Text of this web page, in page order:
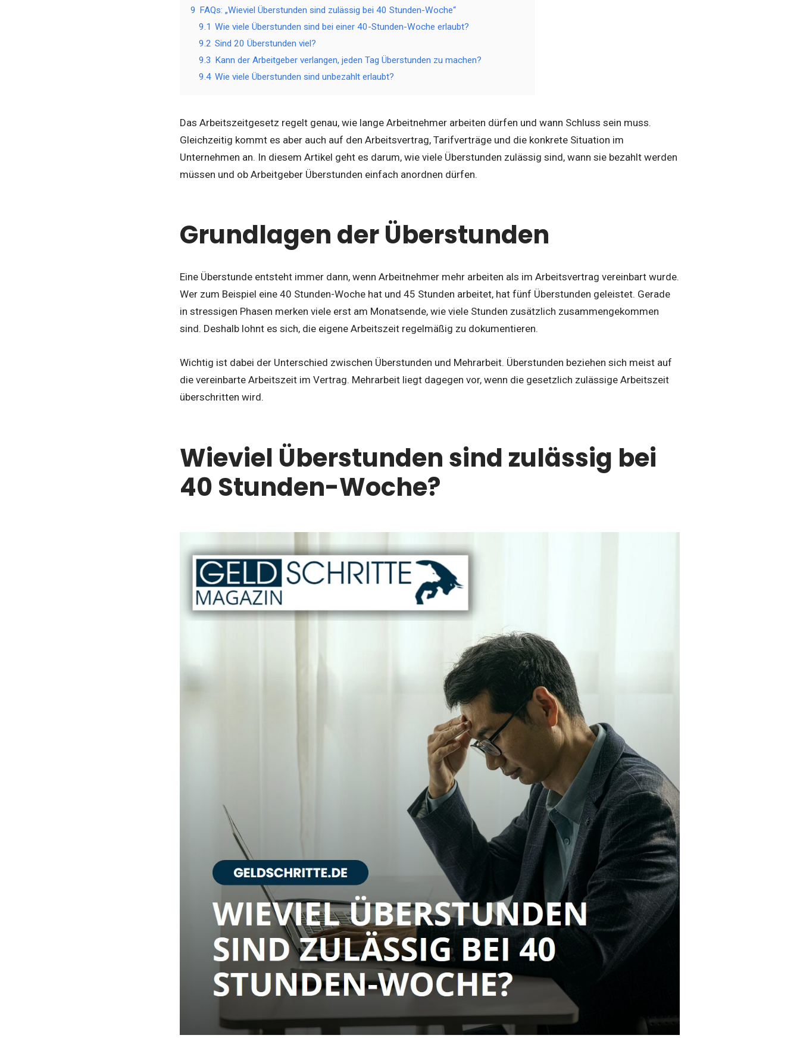
9 FAQs: „Wieviel Überstunden sind zulässig bei 40 Stunden-Woche“
9.1 Wie viele Überstunden sind bei einer 40-Stunden-Woche erlaubt?
9.2 Sind 20 Überstunden viel?
9.3 Kann der Arbeitgeber verlangen, jeden Tag Überstunden zu machen?
9.4 Wie viele Überstunden sind unbezahlt erlaubt?
Das Arbeitszeitgesetz regelt genau, wie lange Arbeitnehmer arbeiten dürfen und wann Schluss sein muss.
Gleichzeitig kommt es aber auch auf den Arbeitsvertrag, Tarifverträge und die konkrete Situation im
Unternehmen an. In diesem Artikel geht es darum, wie viele Überstunden zulässig sind, wann sie bezahlt werden
müssen und ob Arbeitgeber Überstunden einfach anordnen dürfen.
Grundlagen der Überstunden
Eine Überstunde entsteht immer dann, wenn Arbeitnehmer mehr arbeiten als im Arbeitsvertrag vereinbart wurde.
Wer zum Beispiel eine 40 Stunden-Woche hat und 45 Stunden arbeitet, hat fünf Überstunden geleistet. Gerade
in stressigen Phasen merken viele erst am Monatsende, wie viele Stunden zusätzlich zusammengekommen
sind. Deshalb lohnt es sich, die eigene Arbeitszeit regelmäßig zu dokumentieren.
Wichtig ist dabei der Unterschied zwischen Überstunden und Mehrarbeit. Überstunden beziehen sich meist auf
die vereinbarte Arbeitszeit im Vertrag. Mehrarbeit liegt dagegen vor, wenn die gesetzlich zulässige Arbeitszeit
überschritten wird.
Wieviel Überstunden sind zulässig bei
40 Stunden-Woche?